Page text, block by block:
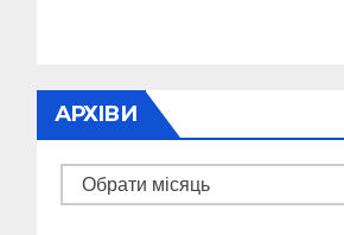
АРХІВИ
Архіви